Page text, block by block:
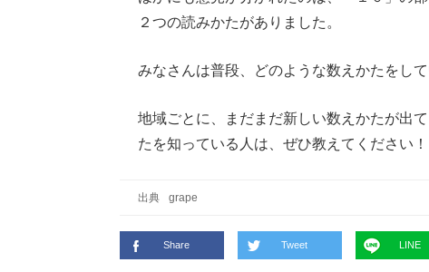
２つの読みかたがありました。
みなさんは普段、どのような数えかたをして
地域ごとに、まだまだ新しい数えかたが出
たを知っている人は、ぜひ教えてください！
出典 grape
Share Tweet LINE